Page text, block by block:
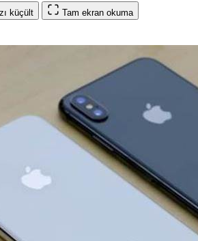
küçült Tam ekran okuma